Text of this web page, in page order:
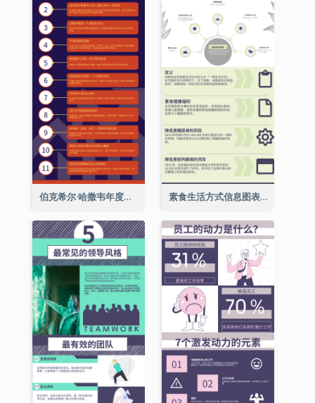
伯克希尔·哈撒韦年度股东大会的11个要点 素食生活方式信息图表